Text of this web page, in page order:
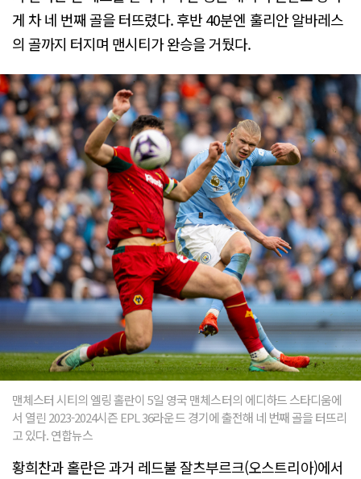
게 차 네 번째 골을 터뜨렸다. 후반 40분엔 훌리안 알바레스
의 골까지 터지며 맨시티가 완승을 거뒀다.
맨체스터 시티의 엘링 홀란이 5일 영국 맨체스터의 에디하드 스타디움에
서 열린 2023-2024시즌 EPL 36라운드 경기에 출전해 네 번째 골을 터뜨리
고 있다. 연합뉴스
황희찬과 홀란은 과거 레드불 잘츠부르크(오스트리아)에서